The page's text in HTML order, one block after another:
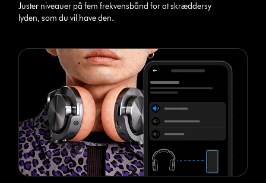
Juster niveauer på fem frekvensbånd for at skræddersy
lyden, som du vil have den.